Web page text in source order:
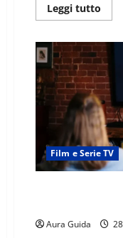
Leggi tutto
Film e Serie TV
Aura Guida